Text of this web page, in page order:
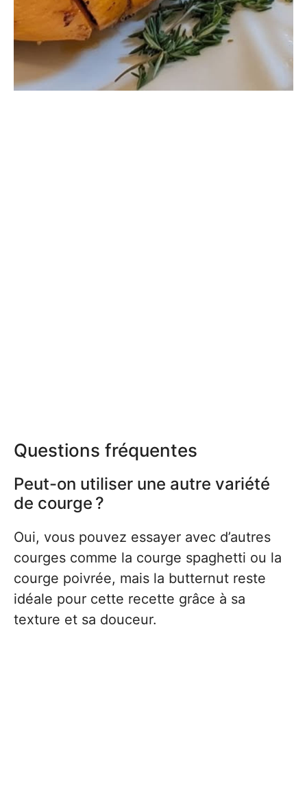
Questions fréquentes
Peut-on utiliser une autre variété
de courge ?
Oui, vous pouvez essayer avec d’autres
courges comme la courge spaghetti ou la
courge poivrée, mais la butternut reste
idéale pour cette recette grâce à sa
texture et sa douceur.